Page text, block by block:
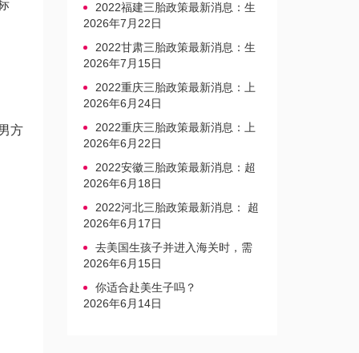
方
2022福建三胎政策最新消息：生
育奖励发放迎新标准
2026年7月22日
2022甘肃三胎政策最新消息：生
育产假不享受带薪福利
2026年7月15日
2022重庆三胎政策最新消息：上
户口、办准生证指南
2026年6月24日
2022重庆三胎政策最新消息：上
户口、办准生证指南
2026年6月22日
2022安徽三胎政策最新消息：超
生家庭罚款标准更新
2026年6月18日
2022河北三胎政策最新消息： 超
生三孩不再缴纳社会抚养费
2026年6月17日
去美国生孩子并进入海关时，需
要注意的事项是什么？
2026年6月15日
你适合赴美生子吗？
2026年6月14日